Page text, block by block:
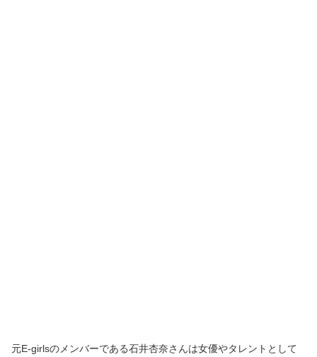
元E-girlsのメンバーである石井杏奈さんは女優やタレントとして